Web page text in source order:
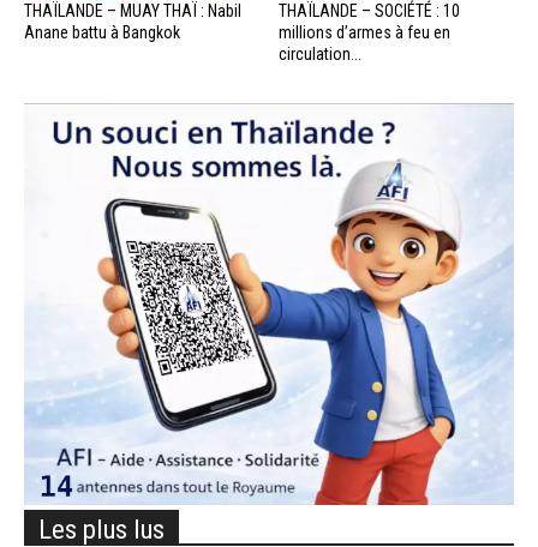
THAÏLANDE – MUAY THAÏ : Nabil
Anane battu à Bangkok
THAÏLANDE – SOCIÉTÉ : 10
millions d’armes à feu en
circulation...
Les plus lus